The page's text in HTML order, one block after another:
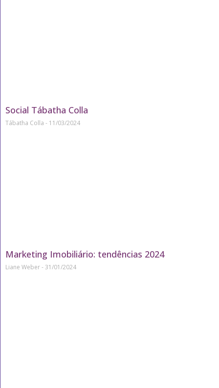
Social Tábatha Colla
Tábatha Colla 11/03/2024
Marketing Imobiliário: tendências 2024
Liane Weber 31/01/2024